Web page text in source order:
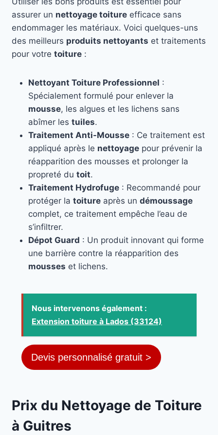
assurer un nettoyage toiture efficace sans
endommager les matériaux. Voici quelques-uns
des meilleurs produits nettoyants et traitements
pour votre toiture :
Nettoyant Toiture Professionnel :
Spécialement formulé pour enlever la
mousse, les algues et les lichens sans
abîmer les tuiles.
Traitement Anti-Mousse : Ce traitement est
appliqué après le nettoyage pour prévenir la
réapparition des mousses et prolonger la
propreté du toit.
Traitement Hydrofuge : Recommandé pour
protéger la toiture après un démoussage
complet, ce traitement empêche l’eau de
s’infiltrer.
Dépot Guard : Un produit innovant qui forme
une barrière contre la réapparition des
mousses et lichens.
Nous intervenons également :
Extension toiture à Lados (33124)
Devis personnalisé gratuit >
Prix du Nettoyage de Toiture
à Guitres